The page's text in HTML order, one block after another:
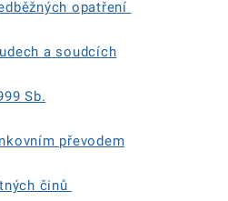
opatření
a soudcích
Sb.
převodem
činů